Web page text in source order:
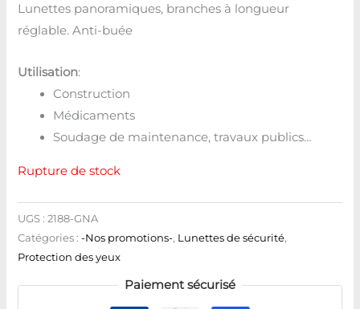
Lunettes panoramiques, branches à longueur
réglable. Anti-buée
Utilisation:
Construction
Médicaments
Soudage de maintenance, travaux publics…
Rupture de stock
UGS :2188-GNA
Catégories :-Nos promotions-, Lunettes de sécurité,
Protection des yeux
Paiement sécurisé